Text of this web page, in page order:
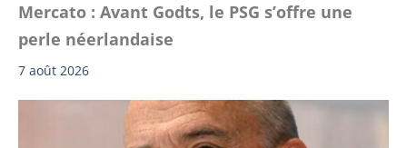
Mercato : Avant Godts, le PSG s’offre une
perle néerlandaise
7 août 2026